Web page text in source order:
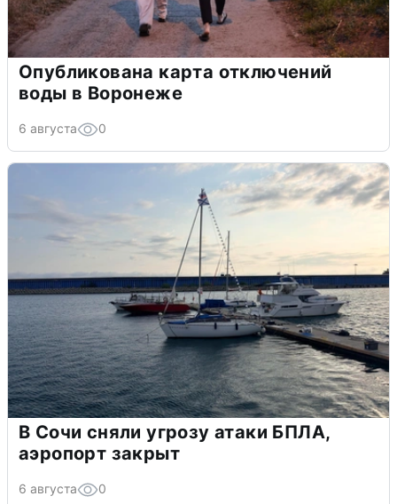
Опубликована карта отключений
воды в Воронеже
6 августа 0
В Сочи сняли угрозу атаки БПЛА,
аэропорт закрыт
6 августа 0